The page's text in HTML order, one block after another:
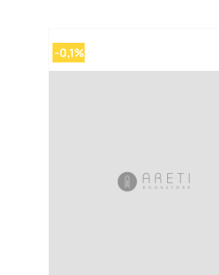
-0,1%